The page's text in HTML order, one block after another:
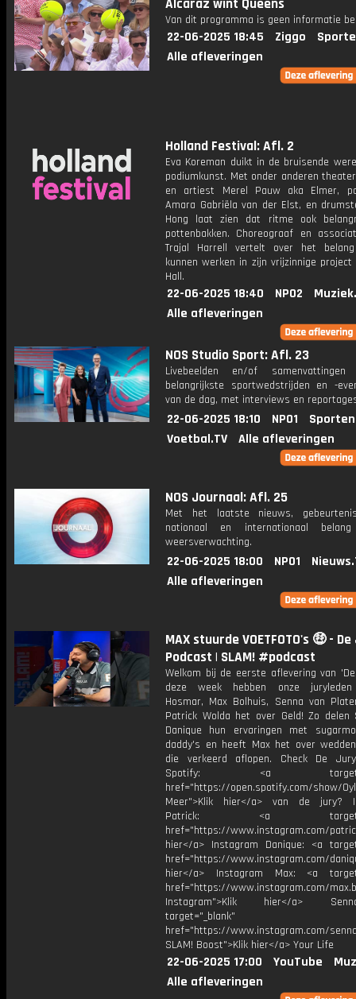
Alcaraz wint Queens
Van dit programma is geen informatie
22-06-2025 18:45 Ziggo
Alle afleveringen
Holland Festival: Afl. 2
Eva Koreman duikt in de bruisende
podiumkunst. Met onder anderen
en artiest Merel Pauw aka Elmer,
Amara Gabriëla van der Elst, en
Hong laat zien dat ritme ook
pottenbakken. Choreograaf en
Trajal Harrell vertelt over het
kunnen werken in zijn vrijzinnige
Hall.
22-06-2025 18:40 NPO2
Alle afleveringen
NOS Studio Sport: Afl. 23
Livebeelden en/of
belangrijkste sportwedstrijden en -
van de dag, met interviews en
22-06-2025 18:10 NPO1
Voetbal.TV
Alle afleveringen
NOS Journaal: Afl. 25
Met het laatste nieuws,
nationaal en internationaal
weersverwachting.
22-06-2025 18:00 NPO1
Alle afleveringen
MAX stuurde VOETFOTO's 🤑 -
Podcast | SLAM! #podcast
Welkom bij de eerste aflevering van
deze week hebben onze juryleden
Hosmar, Max Bolhuis, Senna van
Patrick Wolda het over Geld! Zo delen
Danique hun ervaringen met
daddy's en heeft Max het over
die verkeerd aflopen. Check De
Spotify: <a
href="https://open.spotify.com/show/
Meer">Klik hier</a> van de jury?
Patrick: <a
href="https://www.instagram.com/
hier</a> Instagram Danique: <a
href="https://www.instagram.com/
hier</a> Instagram Max: <a
href="https://www.instagram.com/
Instagram">Klik hier</a>
target="_blank"
href="https://www.instagram.com/
SLAM! Boost">Klik hier</a> Your Life
22-06-2025 17:00 YouTube
Alle afleveringen